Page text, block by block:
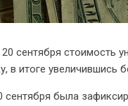
20 сентября
в итоге увеличившись
была